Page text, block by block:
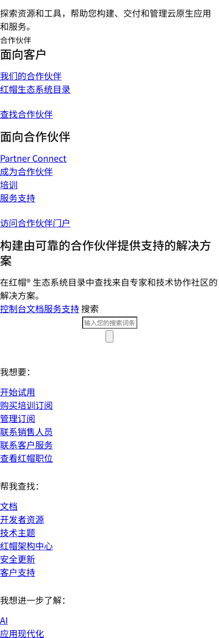
探索资源和工具，帮助您构建、交付和管理云原生应用
和服务。
合作伙伴
面向客户
我们的合作伙伴
红帽生态系统目录
查找合作伙伴
面向合作伙伴
Partner Connect
成为合作伙伴
培训
服务支持
访问合作伙伴门户
构建由可靠的合作伙伴提供支持的解决方
案
在红帽® 生态系统目录中查找来自专家和技术协作社区的
解决方案。
控制台文档服务支持搜索
我想要：
开始试用
购买培训订阅
管理订阅
联系销售人员
联系客户服务
查看红帽职位
帮我查找：
文档
开发者资源
技术主题
红帽架构中心
安全更新
客户支持
我想进一步了解：
AI
应用现代化